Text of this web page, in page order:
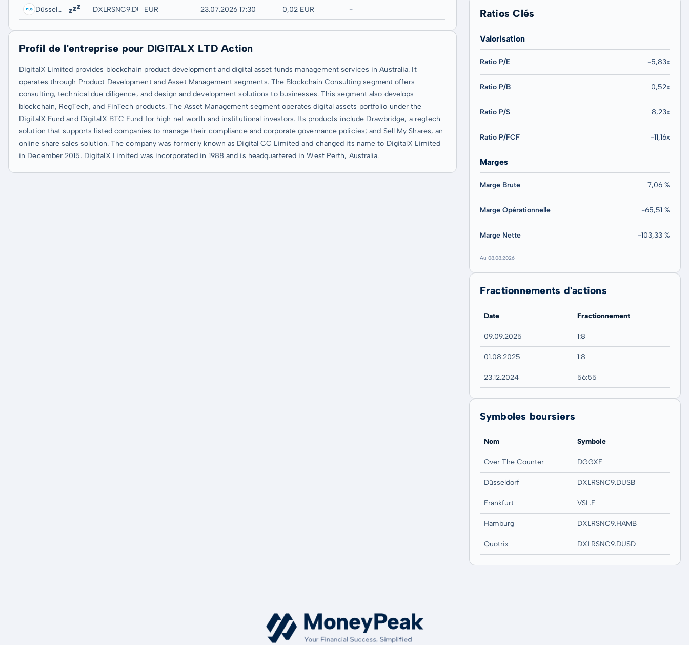
Düsseldorf DXLRSNC9.DUSBEUR 23.07.2026 17:30 0,02 EUR -
Profil de l'entreprise pour DIGITALX LTD Action
DigitalX Limited provides blockchain product development and digital asset funds management services in Australia. It
operates through Product Development and Asset Management segments. The Blockchain Consulting segment offers
consulting, technical due diligence, and design and development solutions to businesses. This segment also develops
blockchain, RegTech, and FinTech products. The Asset Management segment operates digital assets portfolio under the
DigitalX Fund and DigitalX BTC Fund for high net worth and institutional investors. Its products include Drawbridge, a regtech
solution that supports listed companies to manage their compliance and corporate governance policies; and Sell My Shares, an
online share sales solution. The company was formerly known as Digital CC Limited and changed its name to DigitalX Limited
in December 2015. DigitalX Limited was incorporated in 1988 and is headquartered in West Perth, Australia.
Ratios Clés
Valorisation
Ratio P/E -5,83x
Ratio P/B 0,52x
Ratio P/S 8,23x
Ratio P/FCF -11,16x
Marges
Marge Brute 7,06 %
Marge Opérationnelle -65,51 %
Marge Nette -103,33 %
Au 08.08.2026
Fractionnements d'actions
Date Fractionnement
09.09.2025 1:8
01.08.2025 1:8
23.12.2024 56:55
Symboles boursiers
Nom Symbole
Over The Counter DGGXF
Düsseldorf DXLRSNC9.DUSB
Frankfurt VSL.F
Hamburg DXLRSNC9.HAMB
Quotrix DXLRSNC9.DUSD